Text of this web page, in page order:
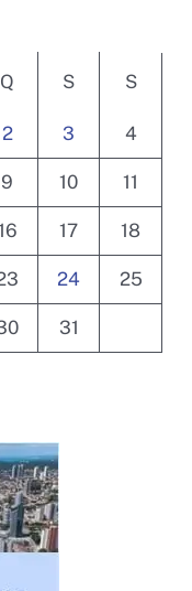
Q S S
2 3 4
9 10 11
17 18
24 25
31